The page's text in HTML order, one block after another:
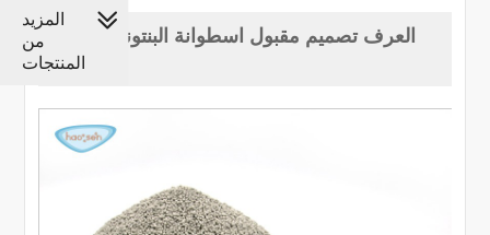
العرف تصميم مقبول اسطوانة البنتونيت القط
القمامة
المزيد
من
المنتجات